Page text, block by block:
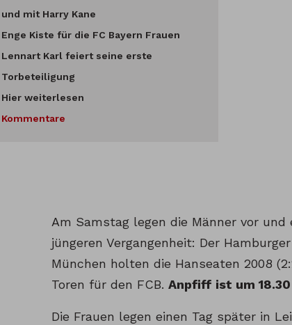
und mit Harry Kane
Enge Kiste für die FC Bayern Frauen
Lennart Karl feiert seine erste
Torbeteiligung
Hier weiterlesen
Kommentare
Am Samstag legen die Männer vor
jüngeren Vergangenheit: Der
München holten die Hanseaten 2008
Toren für den FCB. Anpfiff ist um
Die Frauen legen einen Tag später in